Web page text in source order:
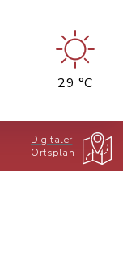
29 °C
Digitaler
Ortsplan